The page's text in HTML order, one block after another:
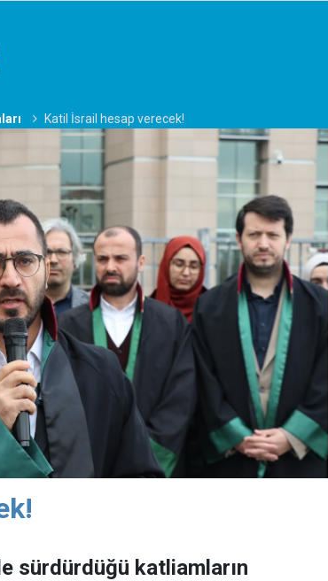
Katil İsrail hesap verecek!
sürdürdüğü katliamların